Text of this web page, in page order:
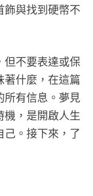
飾與找到硬幣不
但不要表達或保
著什麼，在這篇
所有信息。夢見
機，是開啟人生
己。接下來，了